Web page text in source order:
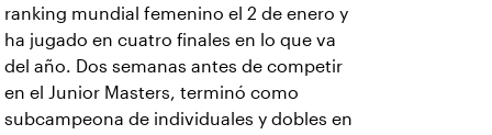
ranking mundial femenino el 2 de enero y
ha jugado en cuatro finales en lo que va
del año. Dos semanas antes de competir
en el Junior Masters, terminó como
subcampeona de individuales y dobles en